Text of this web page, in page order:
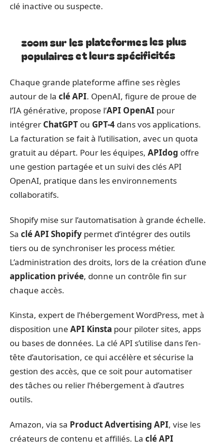
clé inactive ou suspecte.
zoom sur les plateformes les plus
populaires et leurs spécificités
Chaque grande plateforme affine ses règles
autour de la clé API. OpenAI, figure de proue de
l’IA générative, propose l’API OpenAI pour
intégrer ChatGPT ou GPT-4 dans vos applications.
La facturation se fait à l’utilisation, avec un quota
gratuit au départ. Pour les équipes, APIdog offre
une gestion partagée et un suivi des clés API
OpenAI, pratique dans les environnements
collaboratifs.
Shopify mise sur l’automatisation à grande échelle.
Sa clé API Shopify permet d’intégrer des outils
tiers ou de synchroniser les process métier.
L’administration des droits, lors de la création d’une
application privée, donne un contrôle fin sur
chaque accès.
Kinsta, expert de l’hébergement WordPress, met à
disposition une API Kinsta pour piloter sites, apps
ou bases de données. La clé API s’utilise dans l’en-
tête d’autorisation, ce qui accélère et sécurise la
gestion des accès, que ce soit pour automatiser
des tâches ou relier l’hébergement à d’autres
outils.
Amazon, via sa Product Advertising API, vise les
créateurs de contenu et affiliés. La clé API